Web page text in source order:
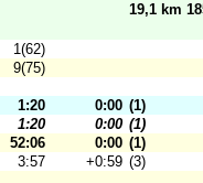
19,1 km
1(62)
9(75)
1:20 0:00 (1)
1:20 0:00 (1)
52:06
0:00 (1)
3:57
+0:59 (3)